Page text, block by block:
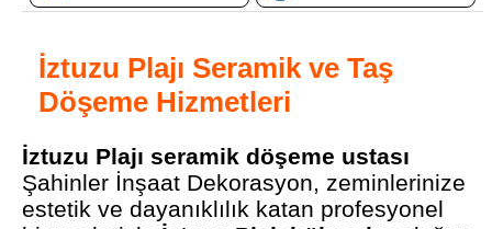
İztuzu Plajı Seramik ve Taş
Döşeme Hizmetleri
İztuzu Plajı seramik döşeme ustası
Şahinler İnşaat Dekorasyon, zeminlerinize
estetik ve dayanıklılık katan profesyonel